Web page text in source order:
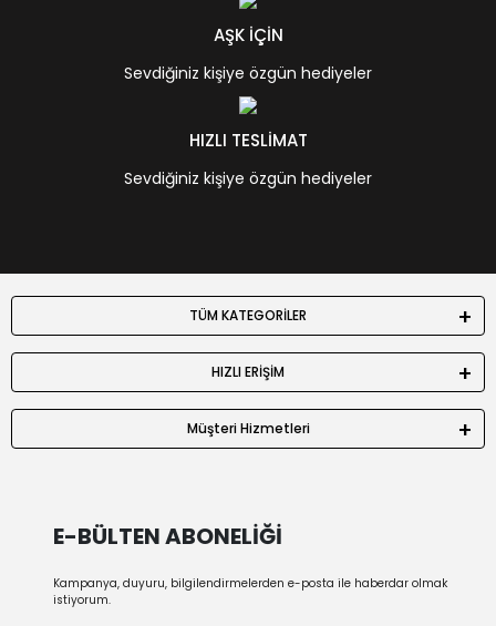
AŞK İÇİN
Sevdiğiniz kişiye özgün hediyeler
HIZLI TESLİMAT
Sevdiğiniz kişiye özgün hediyeler
TÜM KATEGORİLER
HIZLI ERİŞİM
Müşteri Hizmetleri
E-BÜLTEN ABONELİĞİ
Kampanya, duyuru, bilgilendirmelerden e-posta ile haberdar olmak
istiyorum.